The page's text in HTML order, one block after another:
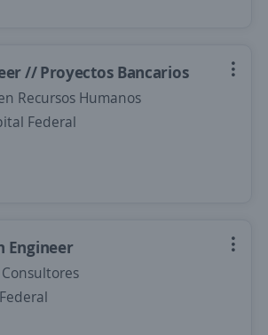
// Proyectos Bancarios
Recursos Humanos
Federal
Engineer